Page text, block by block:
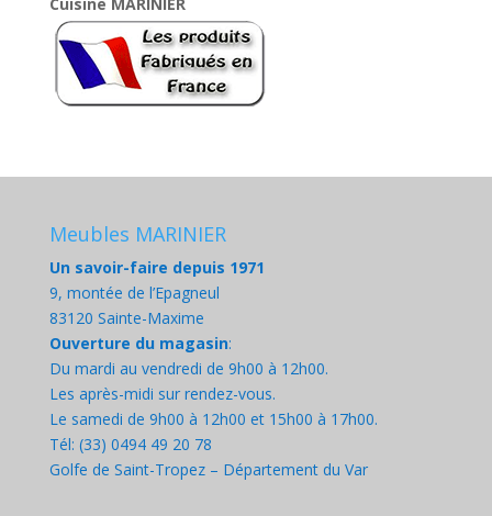
Meubles MARINIER
Un savoir-faire depuis 1971
9, montée de l’Epagneul
83120 Sainte-Maxime
Ouverture du magasin:
Du mardi au vendredi de 9h00 à 12h00.
Les après-midi sur rendez-vous.
Le samedi de 9h00 à 12h00 et 15h00 à 17h00.
Tél: (33) 0494 49 20 78
Golfe de Saint-Tropez – Département du Var